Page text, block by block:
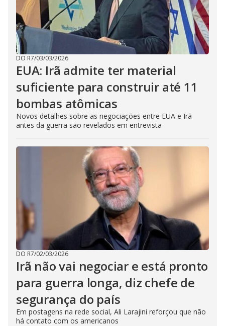
DO R7/03/03/2026
EUA: Irã admite ter material
suficiente para construir até 11
bombas atômicas
Novos detalhes sobre as negociações entre EUA e Irã
antes da guerra são revelados em entrevista
DO R7/02/03/2026
Irã não vai negociar e está pronto
para guerra longa, diz chefe de
segurança do país
Em postagens na rede social, Ali Larajini reforçou que não
há contato com os americanos